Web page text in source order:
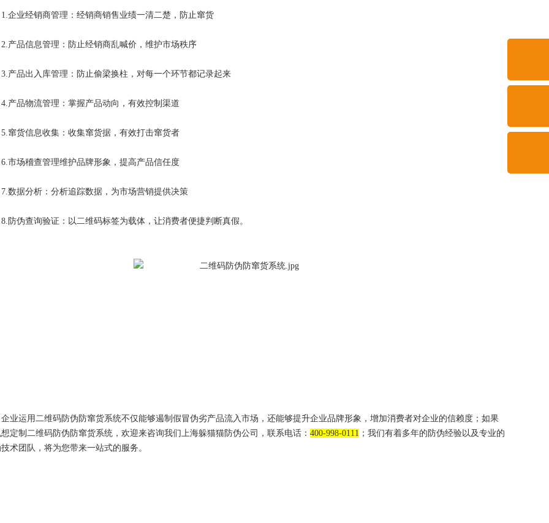
1.企业经销商管理：经销商销售业绩一清二楚，防止窜货
2.产品信息管理：防止经销商乱喊价，维护市场秩序
3.产品出入库管理：防止偷梁换柱，对每一个环节都记录起来
4.产品物流管理：掌握产品动向，有效控制渠道
5.窜货信息收集：收集窜货据，有效打击窜货者
6.市场稽查管理维护品牌形象，提高产品信任度
7.数据分析：分析追踪数据，为市场营销提供决策
8.防伪查询验证：以二维码标签为载体，让消费者便捷判断真假。
运用二维码防伪防窜货系统不仅能够遏制假冒伪劣产品流入市场，还能够提升企业品牌形象，增加消费者对企业的信赖度；如果
定制二维码防伪防窜货系统，欢迎来咨询我们上海躲猫猫防伪公司，联系电话： 400-998-0111 ；我们有着多年的防伪经验以及专业的
技术团队，将为您带来一站式的服务。